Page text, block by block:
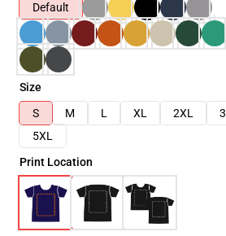
Default
Size
S
M L XL 2XL
5XL
Print Location